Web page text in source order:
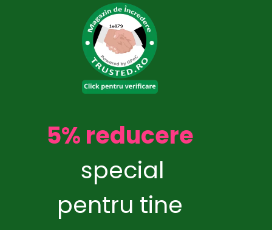
5% reducere
special
pentru tine